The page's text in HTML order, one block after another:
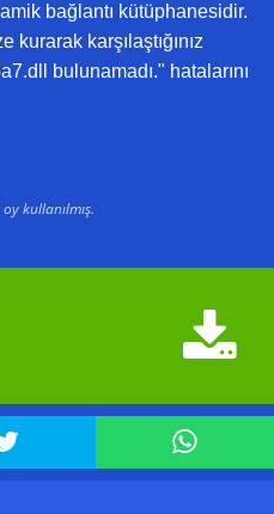
bağlantı kütüphanesidir.
kurarak karşılaştığınız
bulunamadı." hatalarını
oy kullanılmış.

